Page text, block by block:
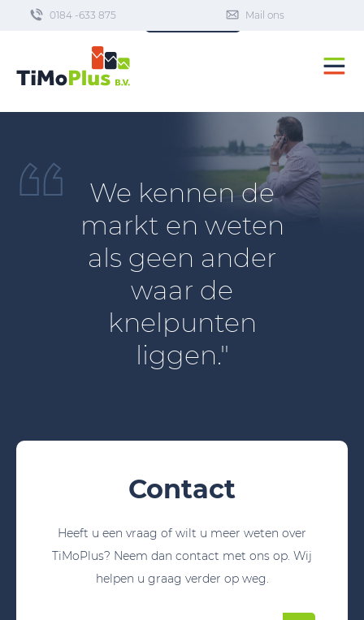
0184 -633 875 Mail ons
We kennen de
markt en weten
als geen ander
waar de
knelpunten
liggen."
Contact
Heeft u een vraag of wilt u meer weten over
TiMoPlus? Neem dan contact met ons op. Wij
helpen u graag verder op weg.